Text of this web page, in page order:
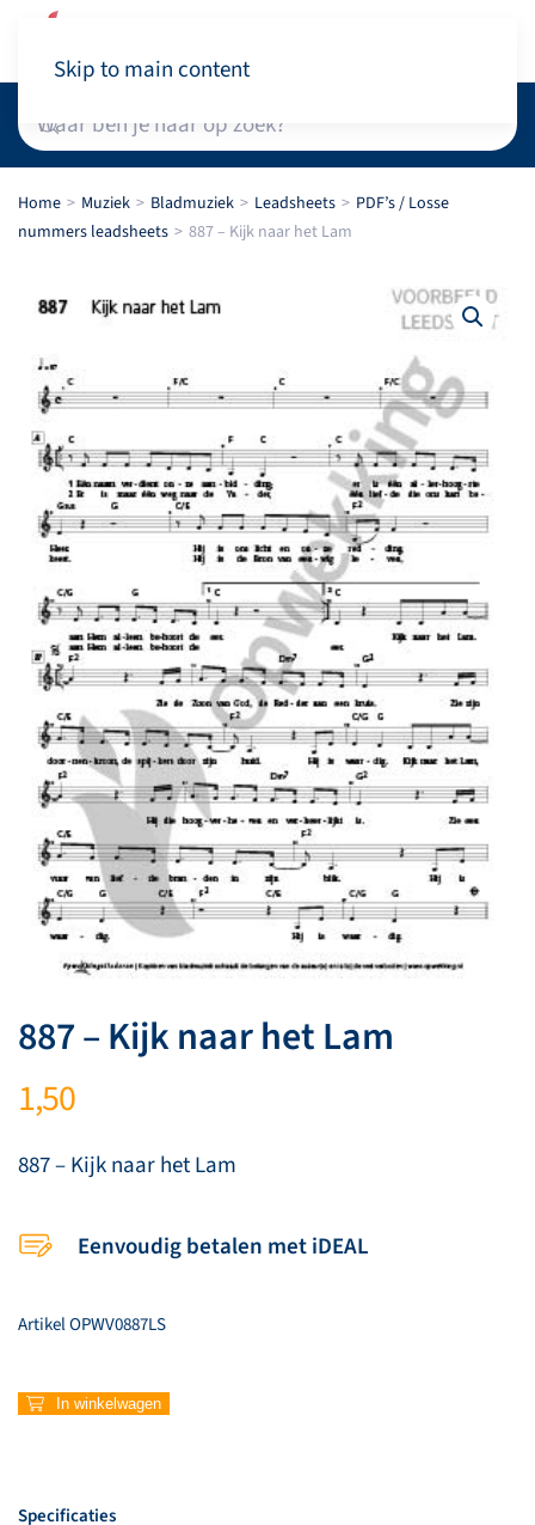
Skip to main content
Home Muziek Bladmuziek Leadsheets
PDF’s / Losse
nummers leadsheets
887 – Kijk naar het Lam
887 – Kijk naar het Lam
1,50
887 – Kijk naar het Lam
Eenvoudig betalen met iDEAL
ArtikelOPWV0887LS
887
het
In winkelwagen
Specificaties